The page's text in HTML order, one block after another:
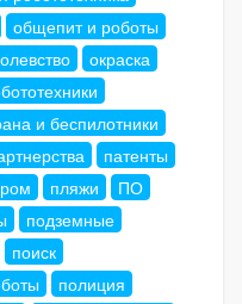
общепит и роботы
окраска
и беспилотники
патенты
пляжи
ПО
подземные
поиск
полиция